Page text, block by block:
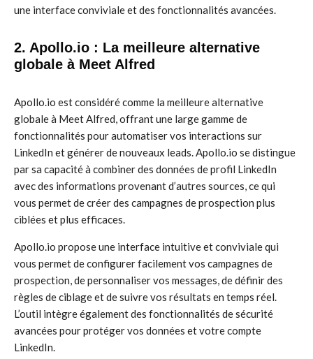
une interface conviviale et des fonctionnalités avancées.
2. Apollo.io : La meilleure alternative
globale à Meet Alfred
Apollo.io est considéré comme la meilleure alternative
globale à Meet Alfred, offrant une large gamme de
fonctionnalités pour automatiser vos interactions sur
LinkedIn et générer de nouveaux leads. Apollo.io se distingue
par sa capacité à combiner des données de profil LinkedIn
avec des informations provenant d’autres sources, ce qui
vous permet de créer des campagnes de prospection plus
ciblées et plus efficaces.
Apollo.io propose une interface intuitive et conviviale qui
vous permet de configurer facilement vos campagnes de
prospection, de personnaliser vos messages, de définir des
règles de ciblage et de suivre vos résultats en temps réel.
L’outil intègre également des fonctionnalités de sécurité
avancées pour protéger vos données et votre compte
LinkedIn.